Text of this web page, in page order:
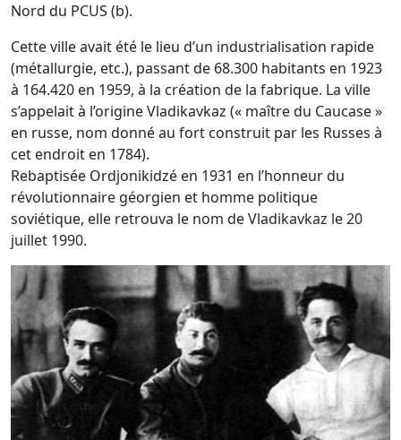
Nord du PCUS (b).
Cette ville avait été le lieu d’un industrialisation rapide
(métallurgie, etc.), passant de 68.300 habitants en 1923
à 164.420 en 1959, à la création de la fabrique. La ville
s’appelait à l’origine Vladikavkaz (« maître du Caucase »
en russe, nom donné au fort construit par les Russes à
cet endroit en 1784).
Rebaptisée Ordjonikidzé en 1931 en l’honneur du
révolutionnaire géorgien et homme politique
soviétique, elle retrouva le nom de Vladikavkaz le 20
juillet 1990.